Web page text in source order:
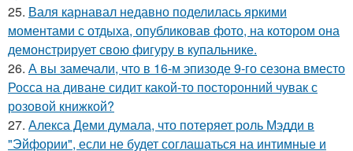
25. Валя карнавал недавно поделилась яркими
моментами с отдыха, опубликовав фото, на котором она
демонстрирует свою фигуру в купальнике.
26. А вы замечали, что в 16-м эпизоде 9-го сезона вместо
Росса на диване сидит какой-то посторонний чувак с
розовой книжкой?
27. Алекса Деми думала, что потеряет роль Мэдди в
"Эйфории", если не будет соглашаться на интимные и